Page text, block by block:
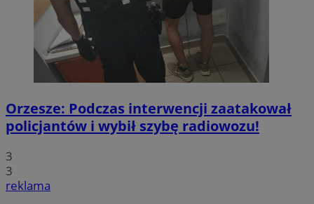
Orzesze: Podczas interwencji zaatakował
policjantów i wybił szybę radiowozu!
3
3
reklama